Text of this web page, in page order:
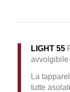
LIGHT 55
avvolgibile
La
tutte